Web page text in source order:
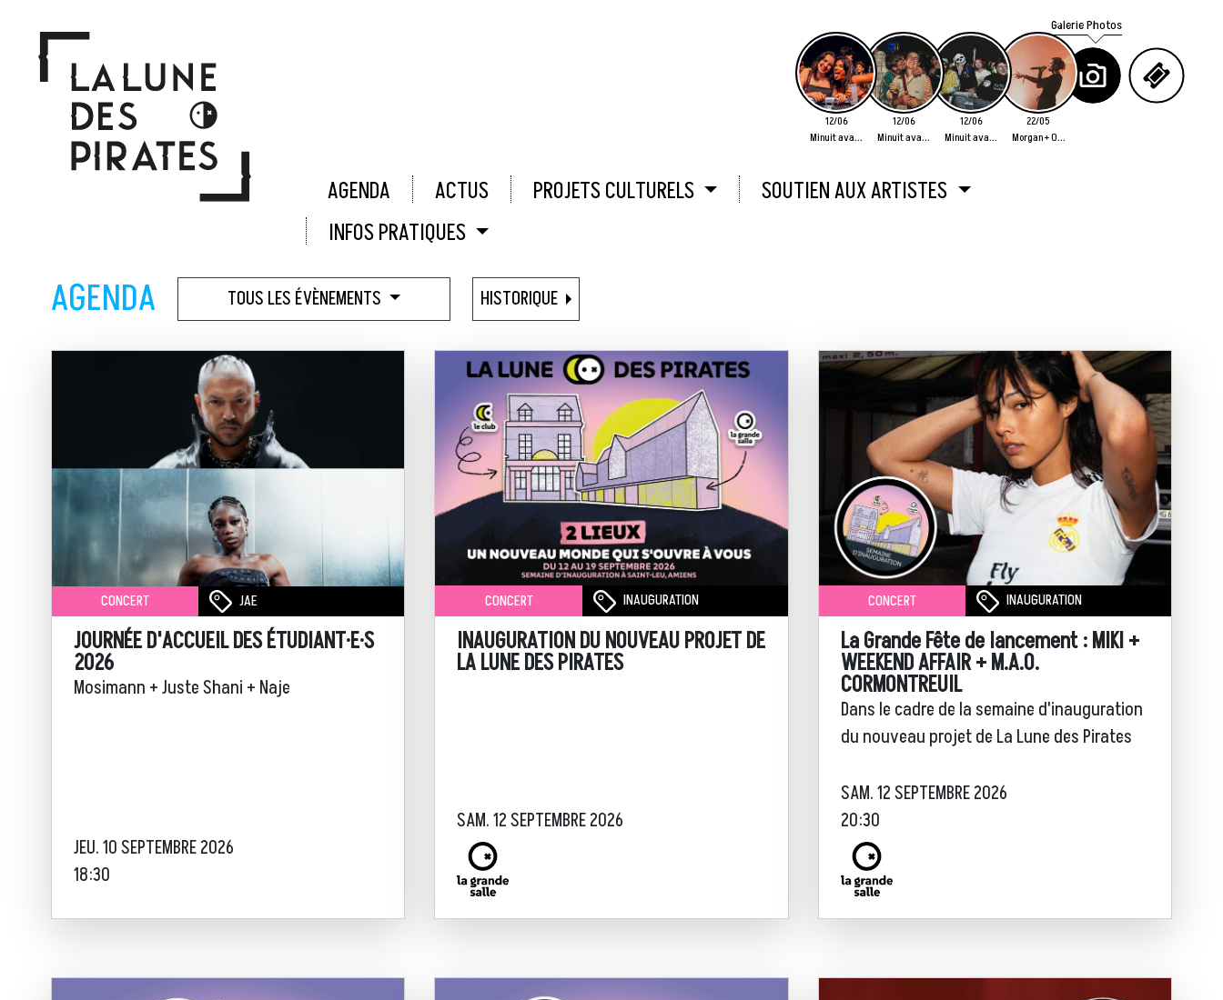
12/06
Minuit ava...
12/06
Minuit ava...
12/06
Minuit ava...
22/05
Morgan + O...
Galerie Photos
AGENDA ACTUS PROJETS CULTURELS
SOUTIEN AUX ARTISTES
INFOS PRATIQUES
AgendaAGENDA TOUS LES ÉVÈNEMENTS HISTORIQUE
CONCERT JAE
JOURNÉE D'ACCUEIL DES ÉTUDIANT·E·S
2026
Mosimann + Juste Shani + Naje
JEU. 10 SEPTEMBRE 2026
18:30
CONCERT INAUGURATION
INAUGURATION DU NOUVEAU PROJET DE
LA LUNE DES PIRATES
SAM. 12 SEPTEMBRE 2026
CONCERT INAUGURATION
La Grande Fête de lancement : MIKI +
WEEKEND AFFAIR + M.A.O.
CORMONTREUIL
Dans le cadre de la semaine d'inauguration
du nouveau projet de La Lune des Pirates
SAM. 12 SEPTEMBRE 2026
20:30